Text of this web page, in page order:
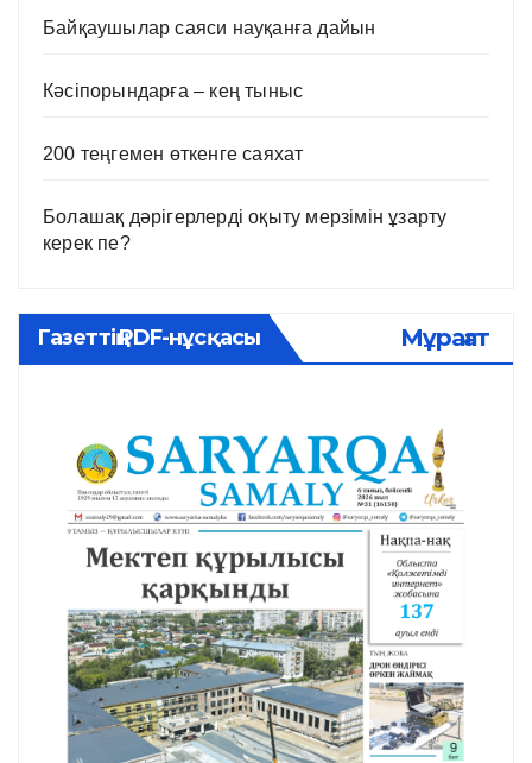
Байқаушылар саяси науқанға дайын
Кәсіпорындарға – кең тыныс
200 теңгемен өткенге саяхат
Болашақ дәрігерлерді оқыту мерзімін ұзарту
керек пе?
Газеттің PDF-нұсқасы Мұрағат